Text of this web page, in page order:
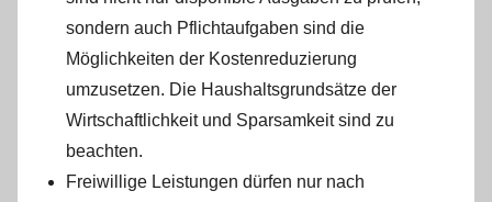
sondern auch Pflichtaufgaben sind die
Möglichkeiten der Kostenreduzierung
umzusetzen. Die Haushaltsgrundsätze der
Wirtschaftlichkeit und Sparsamkeit sind zu
beachten.
Freiwillige Leistungen dürfen nur nach